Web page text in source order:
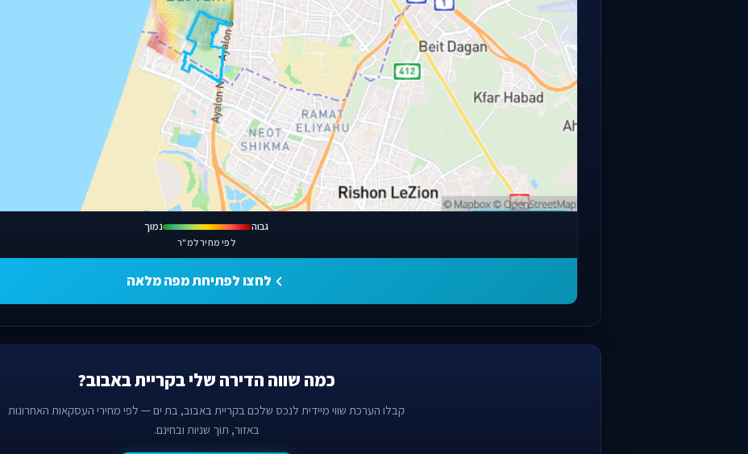
גבוה נמוך
לפי מחיר למ"ר
לחצו לפתיחת מפה מלאה
כמה שווה הדירה שלי בקריית באבוב?
קבלו הערכת שווי מיידית לנכס שלכם בקריית באבוב, בת ים — לפי מחירי העסקאות האחרונות
באזור, תוך שניות ובחינם.